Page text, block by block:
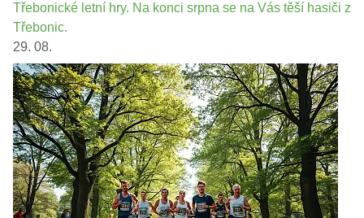
Třebonické letní hry. Na konci srpna se na Vás těší hasiči z
Třebonic.
29. 08.